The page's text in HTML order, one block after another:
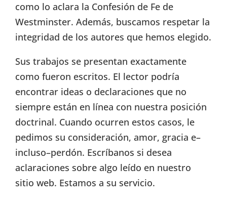
como lo aclara la Confesión de Fe de
Westminster. Además, buscamos respetar la
integridad de los autores que hemos elegido.
Sus trabajos se presentan exactamente
como fueron escritos. El lector podría
encontrar ideas o declaraciones que no
siempre están en línea con nuestra posición
doctrinal. Cuando ocurren estos casos, le
pedimos su consideración, amor, gracia e–
incluso–perdón. Escríbanos si desea
aclaraciones sobre algo leído en nuestro
sitio web. Estamos a su servicio.